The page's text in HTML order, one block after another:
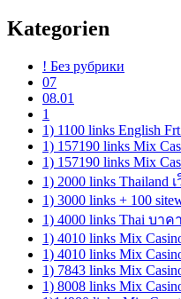
Kategorien
! Без рубрики
07
08.01
1
1) 1100 links English
1) 157190 links Mix
1) 157190 links Mix
1) 2000 links Thailand
1) 3000 links + 100
1) 4000 links Thai บาค
1) 4010 links Mix
1) 4010 links Mix
1) 7843 links Mix
1) 8008 links Mix